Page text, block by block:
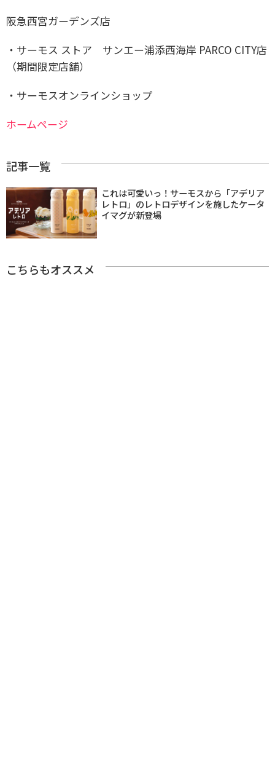
阪急西宮ガーデンズ店
・サーモス ストア サンエー浦添西海岸 PARCO CITY店
（期間限定店舗）
・サーモスオンラインショップ
ホームページ
記事一覧
これは可愛いっ！サーモスから「アデリア
レトロ」のレトロデザインを施したケータ
イマグが新登場
こちらもオススメ